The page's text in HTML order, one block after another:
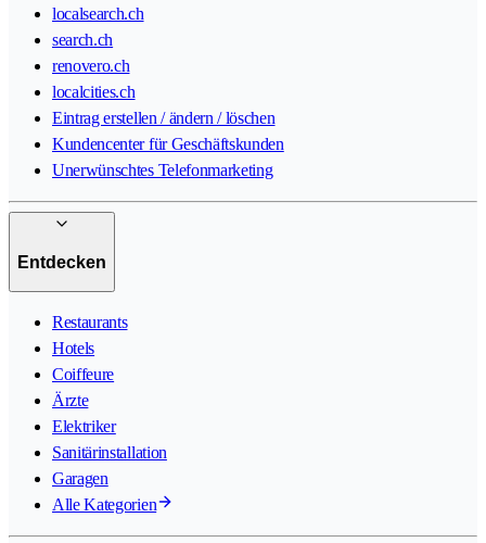
localsearch.ch
search.ch
renovero.ch
localcities.ch
Eintrag erstellen / ändern / löschen
Kundencenter für Geschäftskunden
Unerwünschtes Telefonmarketing
Entdecken
Restaurants
Hotels
Coiffeure
Ärzte
Elektriker
Sanitärinstallation
Garagen
Alle Kategorien